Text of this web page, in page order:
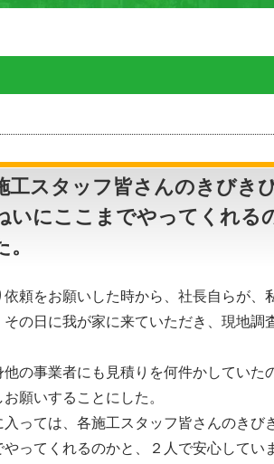
工スタッフ皆さんのきびき
いにここまでやってくれる
。
依頼をお願いした時から、社長自らが、
その日に我が家に来ていただき、現地調
他の事業者にも見積りを何件かしていた
願いすることにした。
入っては、各施工スタッフ皆さんのきび
やってくれるのかと、２人で安心してい